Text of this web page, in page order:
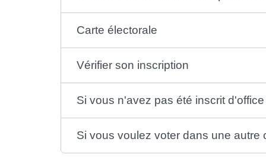
Carte électorale
Vérifier son inscription
Si vous n'avez pas été inscrit d'office
Si vous voulez voter dans une autre